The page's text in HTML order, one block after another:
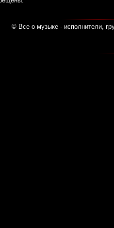
© Все о музыке - исполнители,